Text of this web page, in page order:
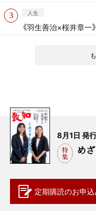
人生
《羽生善治×桜井章一
8月1日 発
め
定期購読のお申